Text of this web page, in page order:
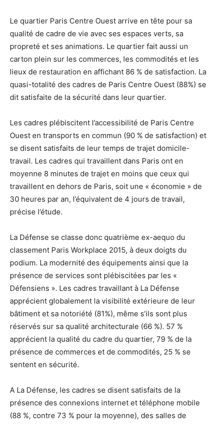
Le quartier Paris Centre Ouest arrive en tête pour sa
qualité de cadre de vie avec ses espaces verts, sa
propreté et ses animations. Le quartier fait aussi un
carton plein sur les commerces, les commodités et les
lieux de restauration en affichant 86 % de satisfaction. La
quasi-totalité des cadres de Paris Centre Ouest (88%) se
dit satisfaite de la sécurité dans leur quartier.
Les cadres plébiscitent l’accessibilité de Paris Centre
Ouest en transports en commun (90 % de satisfaction) et
se disent satisfaits de leur temps de trajet domicile-
travail. Les cadres qui travaillent dans Paris ont en
moyenne 8 minutes de trajet en moins que ceux qui
travaillent en dehors de Paris, soit une « économie » de
30 heures par an, l’équivalent de 4 jours de travail,
précise l’étude.
La Défense se classe donc quatrième ex-aequo du
classement Paris Workplace 2015, à deux doigts du
podium. La modernité des équipements ainsi que la
présence de services sont plébiscitées par les «
Défensiens ». Les cadres travaillant à La Défense
apprécient globalement la visibilité extérieure de leur
bâtiment et sa notoriété (81%), même s’ils sont plus
réservés sur sa qualité architecturale (66 %). 57 %
apprécient la qualité du cadre du quartier, 79 % de la
présence de commerces et de commodités, 25 % se
sentent en sécurité.
A La Défense, les cadres se disent satisfaits de la
présence des connexions internet et téléphone mobile
(88 %, contre 73 % pour la moyenne), des salles de